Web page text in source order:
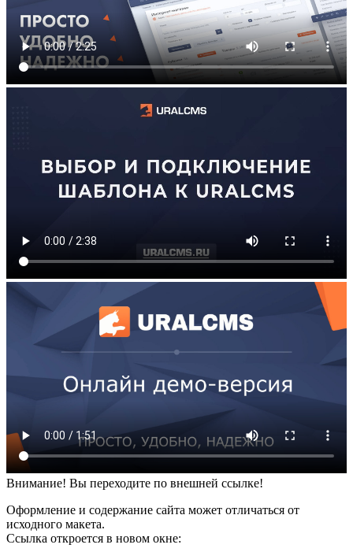
Внимание! Вы переходите по внешней ссылке!
Оформление и содержание сайта может отличаться от
исходного макета.
Ссылка откроется в новом окне: